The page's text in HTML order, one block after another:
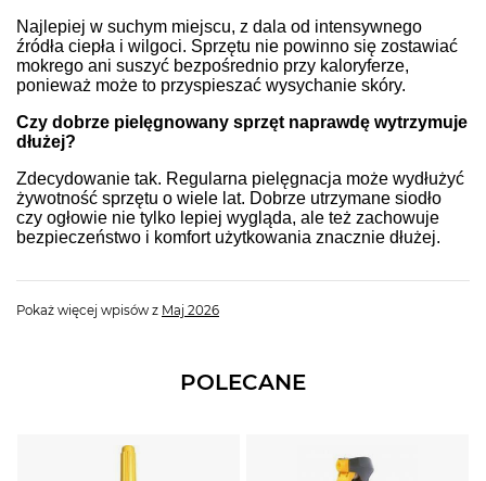
Najlepiej w suchym miejscu, z dala od intensywnego
źródła ciepła i wilgoci. Sprzętu nie powinno się zostawiać
mokrego ani suszyć bezpośrednio przy kaloryferze,
ponieważ może to przyspieszać wysychanie skóry.
Czy dobrze pielęgnowany sprzęt naprawdę wytrzymuje
dłużej?
Zdecydowanie tak. Regularna pielęgnacja może wydłużyć
żywotność sprzętu o wiele lat. Dobrze utrzymane siodło
czy ogłowie nie tylko lepiej wygląda, ale też zachowuje
bezpieczeństwo i komfort użytkowania znacznie dłużej.
Pokaż więcej wpisów z Maj 2026
POLECANE